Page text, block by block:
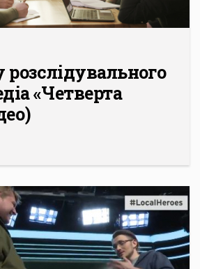
розслідувального
«Четверта